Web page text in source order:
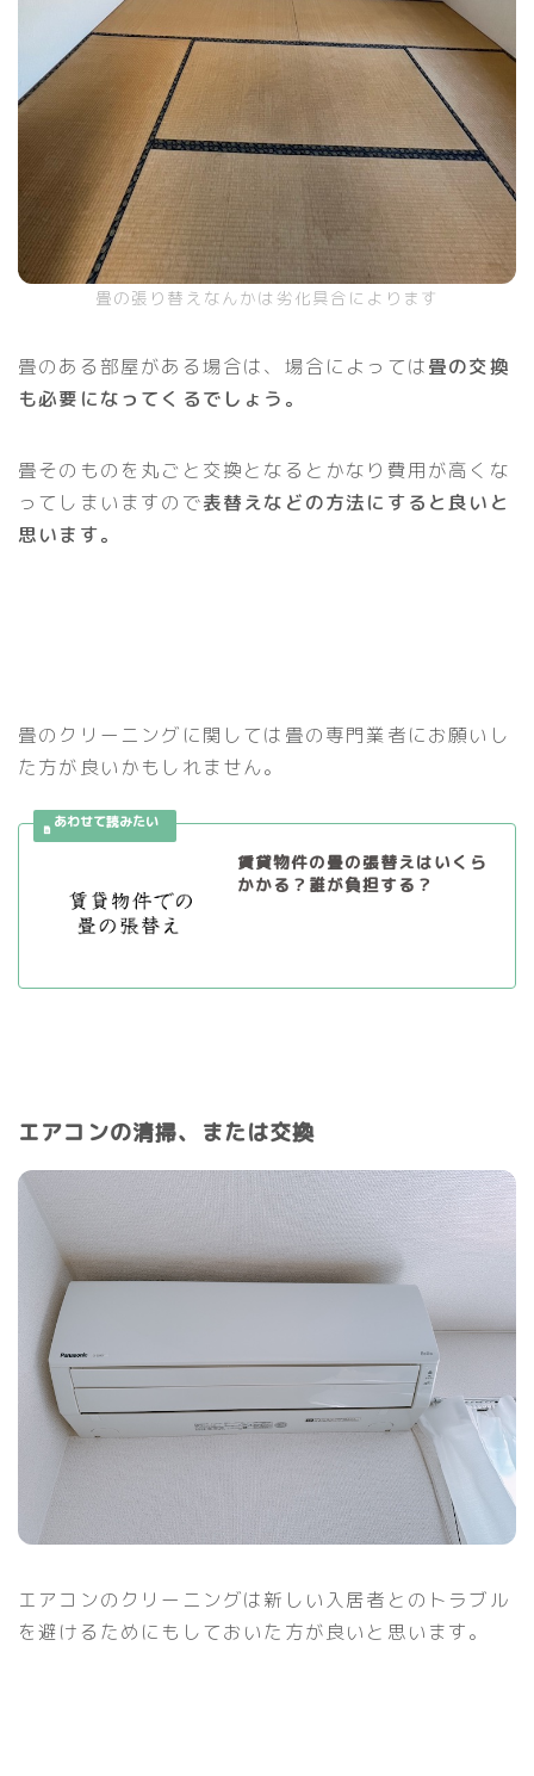
畳の張り替えなんかは劣化具合によります
畳のある部屋がある場合は、場合によっては畳の交換
も必要になってくるでしょう。
畳そのものを丸ごと交換となるとかなり費用が高くな
ってしまいますので表替えなどの方法にすると良いと
思います。
畳のクリーニングに関しては畳の専門業者にお願いし
た方が良いかもしれません。
賃貸物件の畳の張替えはいくら
かかる？誰が負担する？
エアコンの清掃、または交換
エアコンのクリーニングは新しい入居者とのトラブル
を避けるためにもしておいた方が良いと思います。